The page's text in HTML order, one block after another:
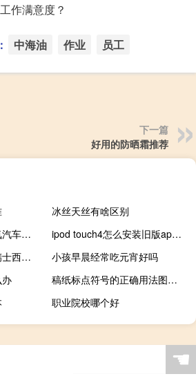
作满意度？
中海油 作业 员工
下一篇
好用的防晒霜推荐
冰丝天丝有啥区别
加速全球化进程！极氪汽车登陆中东四国 年内拿下8个国际主流市场
ipod touch4怎么安装旧版app（ipod touch4 越狱）
瑞士西卡防水简介（瑞士西卡防水官网）
小孩早晨经常吃元宵好吗
稿纸标点符号的正确用法图（稿纸）
职业院校哪个好
☚